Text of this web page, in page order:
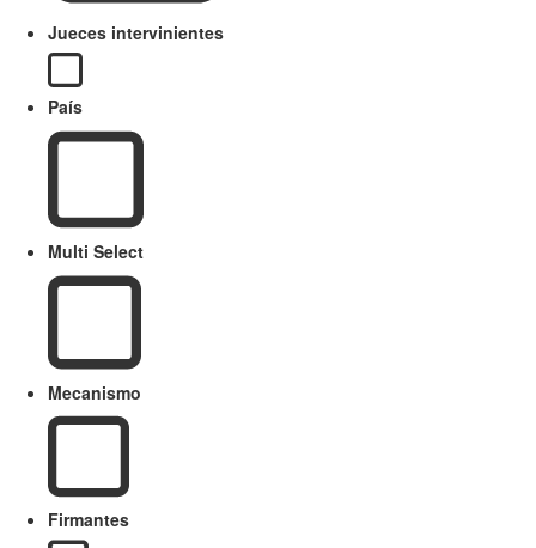
Jueces intervinientes
País
Multi Select
Mecanismo
Firmantes